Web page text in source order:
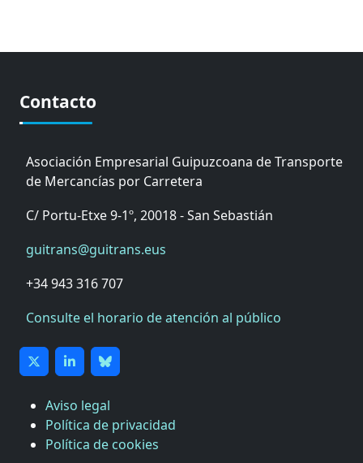
Contacto
Asociación Empresarial Guipuzcoana de Transporte
de Mercancías por Carretera
C/ Portu-Etxe 9-1º, 20018 - San Sebastián
guitrans@guitrans.eus
+34 943 316 707
Consulte el horario de atención al público
Aviso legal
Política de privacidad
Política de cookies